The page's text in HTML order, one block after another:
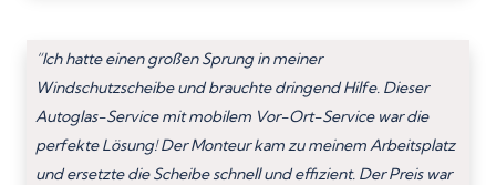
“Ich hatte einen großen Sprung in meiner
Windschutzscheibe und brauchte dringend Hilfe. Dieser
Autoglas-Service mit mobilem Vor-Ort-Service war die
perfekte Lösung! Der Monteur kam zu meinem Arbeitsplatz
und ersetzte die Scheibe schnell und effizient. Der Preis war